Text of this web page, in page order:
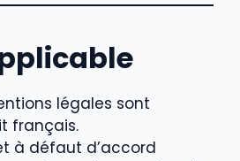
légales sont
français.
à défaut d’accord